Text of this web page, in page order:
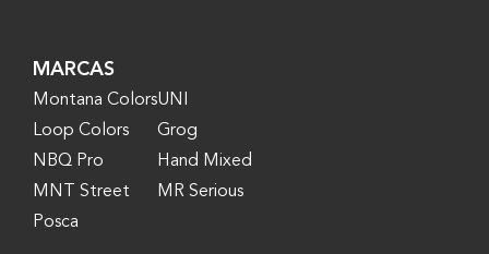
MARCAS
Montana Colors
Loop Colors
NBQ Pro
MNT Street
Posca
UNI
Grog
Hand Mixed
MR Serious